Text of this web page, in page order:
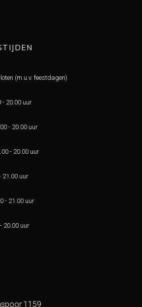
(m.u.v. feestdagen)
- 20.00 uur
- 20.00 uur
- 20.00 uur
21.00 uur
- 21.00 uur
20.00 uur
1159